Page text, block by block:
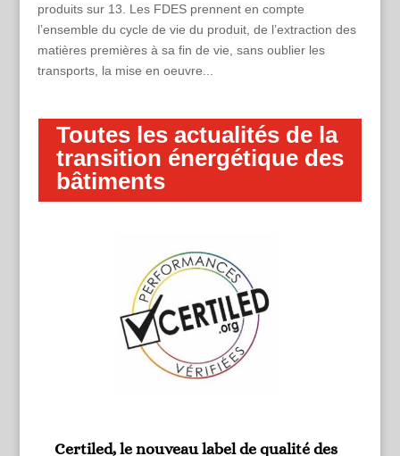
produits sur 13. Les FDES prennent en compte
l’ensemble du cycle de vie du produit, de l’extraction des
matières premières à sa fin de vie, sans oublier les
transports, la mise en oeuvre...
Toutes les actualités de la
transition énergétique des
bâtiments
Certiled, le nouveau label de qualité des